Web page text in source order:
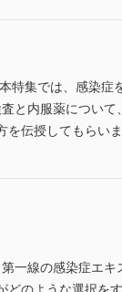
集では、感染症
と内服薬について
伝授してもらいま
一線の感染症エ